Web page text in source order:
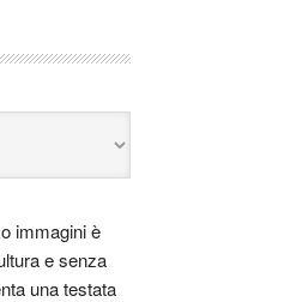
immagini è
e senza
una testata